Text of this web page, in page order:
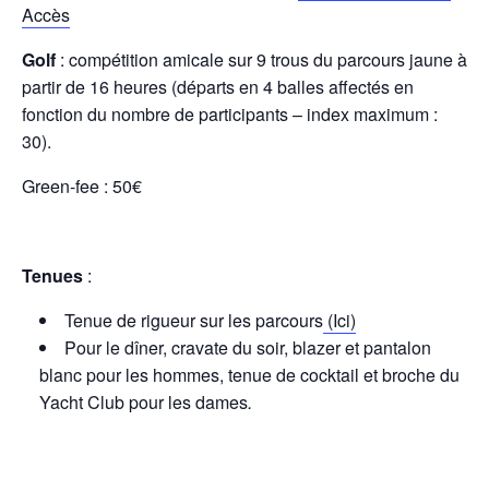
Accès
Golf : compétition amicale sur 9 trous du parcours jaune à
partir de 16 heures (départs en 4 balles affectés en
fonction du nombre de participants – index maximum :
30).
Green-fee : 50€
Tenues :
Tenue de rigueur sur les parcours (Ici)
Pour le dîner, cravate du soir, blazer et pantalon
blanc pour les hommes, tenue de cocktail et broche du
Yacht Club pour les dames.